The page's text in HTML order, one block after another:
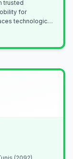
for
technological